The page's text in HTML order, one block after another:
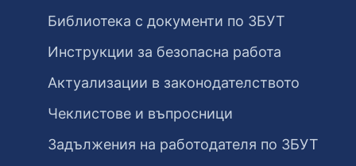
Библиотека с документи по ЗБУТ
Инструкции за безопасна работа
Актуализации в законодателството
Чеклистове и въпросници
Задължения на работодателя по ЗБУТ